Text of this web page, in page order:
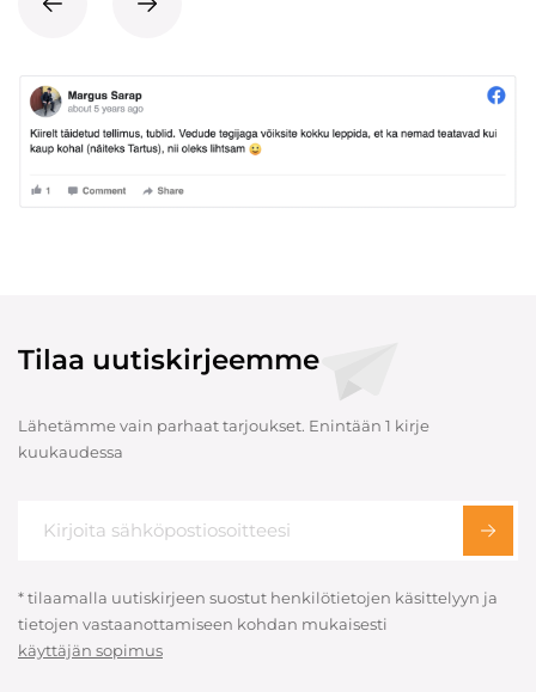
Tilaa uutiskirjeemme
Lähetämme vain parhaat tarjoukset. Enintään 1 kirje
kuukaudessa
* tilaamalla uutiskirjeen suostut henkilötietojen käsittelyyn ja
tietojen vastaanottamiseen kohdan mukaisesti
käyttäjän sopimus